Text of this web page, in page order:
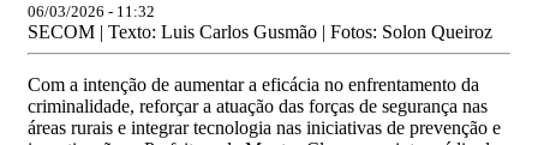
06/03/2026 - 11:32
SECOM | Texto: Luis Carlos Gusmão | Fotos: Solon Queiroz
Com a intenção de aumentar a eficácia no enfrentamento da
criminalidade, reforçar a atuação das forças de segurança nas
áreas rurais e integrar tecnologia nas iniciativas de prevenção e